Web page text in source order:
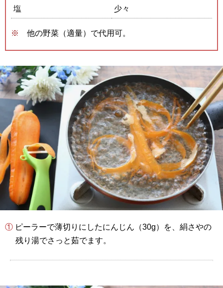
塩 少々
他の野菜（適量）で代用可。
① ピーラーで薄切りにしたにんじん（30g）を、絹さやの
残り湯でさっと茹でます。